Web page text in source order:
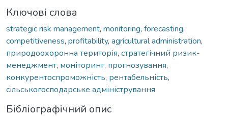
Ключові слова
strategic risk management, monitoring, forecasting,
competitiveness, profitability, agricultural administration,
природоохоронна територія, стратегічний ризик-
менеджмент, моніторинг, прогнозування,
конкурентоспроможність, рентабельність,
сільськогосподарське адміністрування
Бібліографічний опис